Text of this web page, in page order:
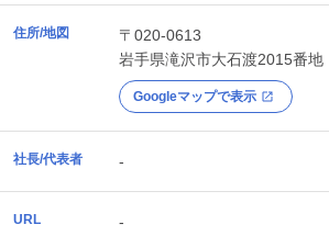
住所/地図
〒020-0613
岩手県滝沢市大石渡2015番地
Googleマップで表示
社長/代表者 -
URL -